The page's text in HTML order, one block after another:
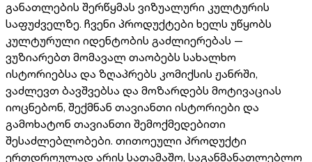
განათლების შერწყმას ვიზუალური კულტურის
საფუძველზე. ჩვენი პროდუქტები ხელს უწყობს
კულტურული იდენტობის გაძლიერებას —
ვუზიარებთ მომავალ თაობებს სახალხო
ისტორიებსა და ზღაპრებს კომიქსის ჟანრში,
ვაძლევთ ბავშვებსა და მოზარდებს მოტივაციას
იოცნებონ, შექმნან თავიანთი ისტორიები და
გამოხატონ თავიანთი შემოქმედებითი
შესაძლებლობები. თითოეული პროდუქტი
ერთდროულად არის სათამაშო, საგანმანათლებლო